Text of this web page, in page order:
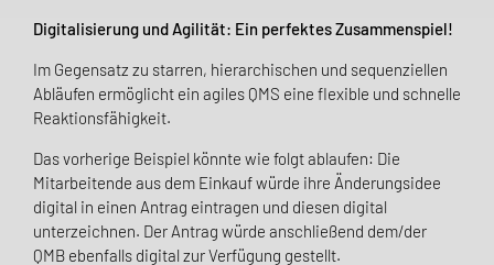
Digitalisierung und Agilität: Ein perfektes Zusammenspiel!
Im Gegensatz zu starren, hierarchischen und sequenziellen
Abläufen ermöglicht ein agiles QMS eine flexible und schnelle
Reaktionsfähigkeit.
Das vorherige Beispiel könnte wie folgt ablaufen: Die
Mitarbeitende aus dem Einkauf würde ihre Änderungsidee
digital in einen Antrag eintragen und diesen digital
unterzeichnen. Der Antrag würde anschließend dem/der
QMB ebenfalls digital zur Verfügung gestellt.